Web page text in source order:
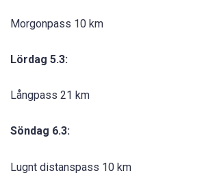
Morgonpass 10 km
Lördag 5.3:
Långpass 21 km
Söndag 6.3:
Lugnt distanspass 10 km